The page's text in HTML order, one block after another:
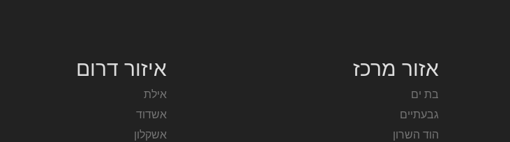
אזור מרכז
בת ים
גבעתיים
הוד השרון
איזור דרום
אילת
אשדוד
אשקלון